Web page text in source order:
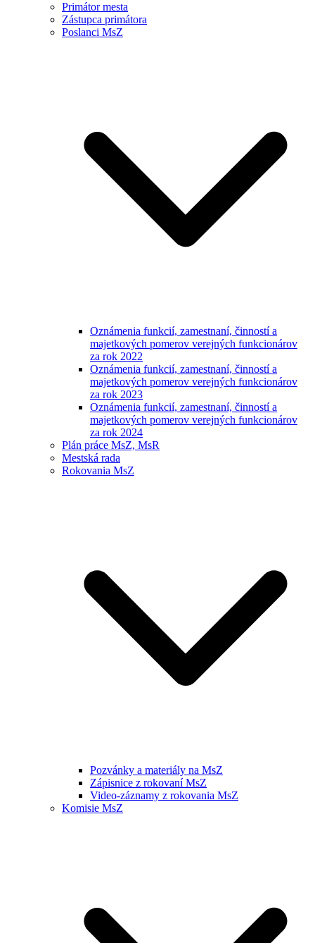
Primátor mesta
Zástupca primátora
Poslanci MsZ
Oznámenia funkcií, zamestnaní, činností a
majetkových pomerov verejných funkcionárov
za rok 2022
Oznámenia funkcií, zamestnaní, činností a
majetkových pomerov verejných funkcionárov
za rok 2023
Oznámenia funkcií, zamestnaní, činností a
majetkových pomerov verejných funkcionárov
za rok 2024
Plán práce MsZ, MsR
Mestská rada
Rokovania MsZ
Pozvánky a materiály na MsZ
Zápisnice z rokovaní MsZ
Video-záznamy z rokovania MsZ
Komisie MsZ